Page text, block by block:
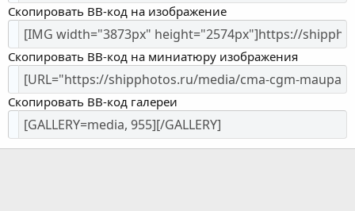
Скопировать BB-код на изображение
Скопировать BB-код на миниатюру изображения
Скопировать BB-код галереи